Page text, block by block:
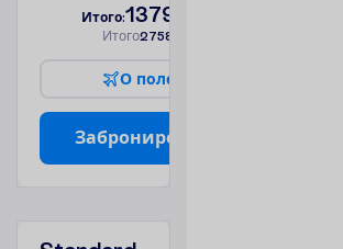
Итого:1379.00
Итого2758.00
О поле
Заброниро